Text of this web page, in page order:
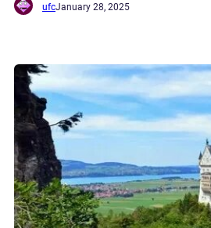
ufcJanuary 28, 2025